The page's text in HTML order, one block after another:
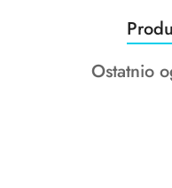
Pomiń karuzelę
o
Produkty
Ostatnio